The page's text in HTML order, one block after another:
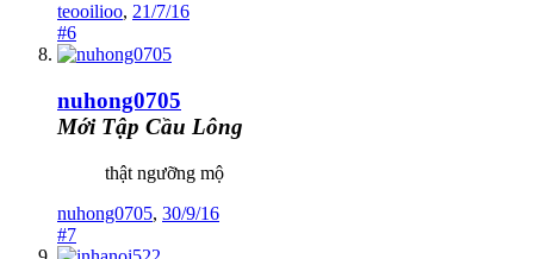
teooilioo, 21/7/16
#6
nuhong0705
Mới Tập Cầu Lông
thật ngưỡng mộ
nuhong0705, 30/9/16
#7